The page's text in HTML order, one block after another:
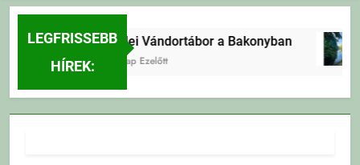
LEGFRISSEBB
HÍREK:
Erdei Vándortábor a Bakonyban
4 Nap Ezelőtt